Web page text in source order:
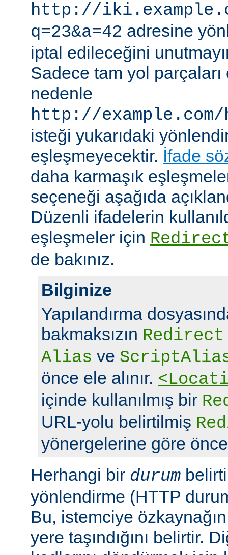
http://
q=23&a=42 adresine
iptal edileceğini
Sadece tam yol
nedenle
http://
isteği yukarıdaki
eşleşmeyecektir. İfade
daha karmaşık
seçeneği aşağıda
Düzenli ifadelerin
eşleşmeler için
de bakınız.
Bilginize
Yapılandırma
bakmaksızın Redirect
Alias ve
önce ele alınır.
içinde kullanılmış bir
URL-yolu belirtilmiş
yönergelerine göre
Herhangi bir durum
yönlendirme (HTTP
Bu, istemciye
yere taşındığını belirtir.